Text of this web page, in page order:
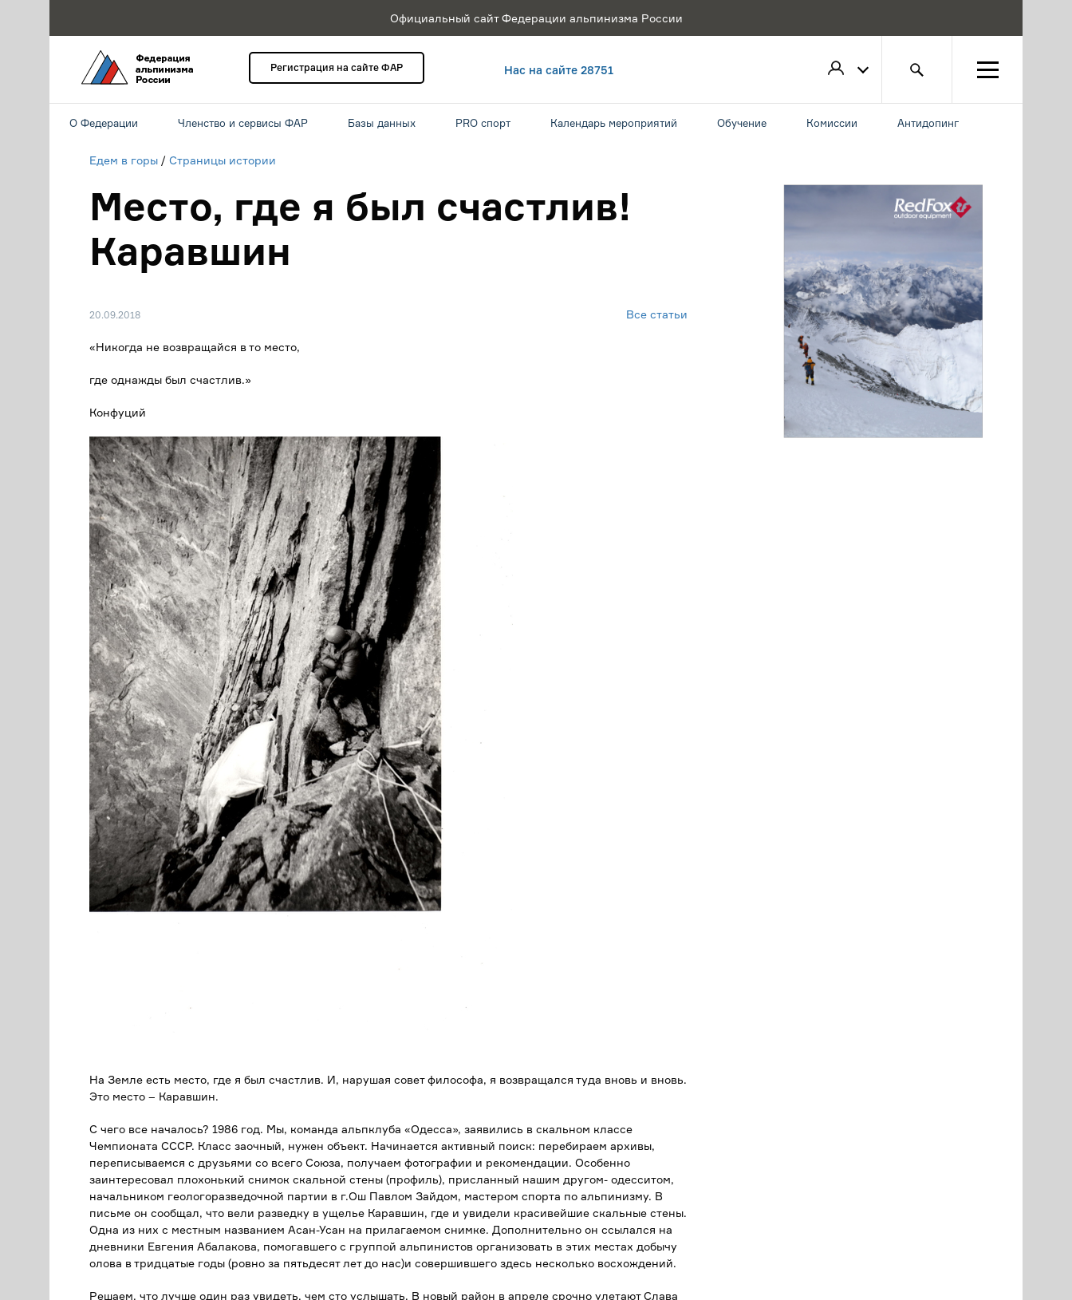
Официальный сайт Федерации альпинизма России
Регистрация на сайте ФАР Нас на сайте 28751
О Федерации Членство и сервисы ФАР Базы данных PRO спорт Календарь мероприятий Обучение Комиссии Антидопинг
Едем в горы / Страницы истории
Место, где я был счастлив!
Каравшин
20.09.2018 Все статьи
«Никогда не возвращайся в то место,
где однажды был счастлив.»
Конфуций
На Земле есть место, где я был счастлив. И, нарушая совет философа, я возвращался туда вновь и вновь.
Это место – Каравшин.
С чего все началось? 1986 год. Мы, команда альпклуба «Одесса», заявились в скальном классе
Чемпионата СССР. Класс заочный, нужен объект. Начинается активный поиск: перебираем архивы,
переписываемся с друзьями со всего Союза, получаем фотографии и рекомендации. Особенно
заинтересовал плохонький снимок скальной стены (профиль), присланный нашим другом- одесситом,
начальником геологоразведочной партии в г.Ош Павлом Зайдом, мастером спорта по альпинизму. В
письме он сообщал, что вели разведку в ущелье Каравшин, где и увидели красивейшие скальные стены.
Одна из них с местным названием Асан-Усан на прилагаемом снимке. Дополнительно он ссылался на
дневники Евгения Абалакова, помогавшего с группой альпинистов организовать в этих местах добычу
олова в тридцатые годы (ровно за пятьдесят лет до нас)и совершившего здесь несколько восхождений.
Решаем, что лучше один раз увидеть, чем сто услышать. В новый район в апреле срочно улетают Слава